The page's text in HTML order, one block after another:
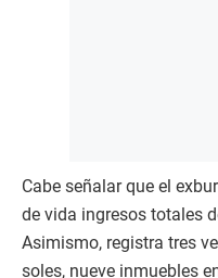
Cabe señalar que el
de vida ingresos totales
Asimismo, registra tres
soles, nueve inmuebles